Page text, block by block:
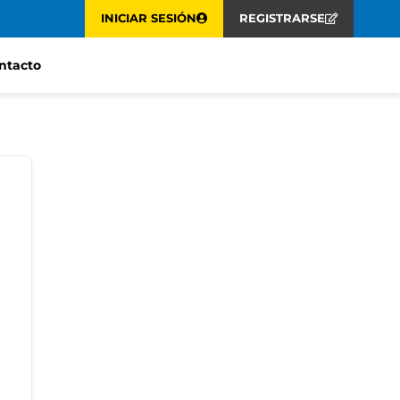
INICIAR SESIÓN REGISTRARSE